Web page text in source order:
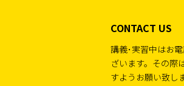
CONTACT US
講義･実習中はお
ざいます。その際
すようお願い致し